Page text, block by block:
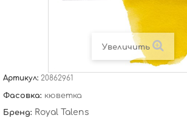
Увеличить
Артикул: 20862961
Фасовка: кюветка
Бренд: Royal Talens